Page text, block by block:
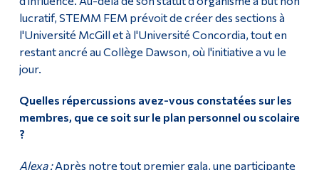
lucratif, STEMM FEM prévoit de créer des sections à
l'Université McGill et à l'Université Concordia, tout en
restant ancré au Collège Dawson, où l'initiative a vu le
jour.
Quelles répercussions avez-vous constatées sur les
membres, que ce soit sur le plan personnel ou scolaire
?
Alexa :Après notre tout premier gala, une participante